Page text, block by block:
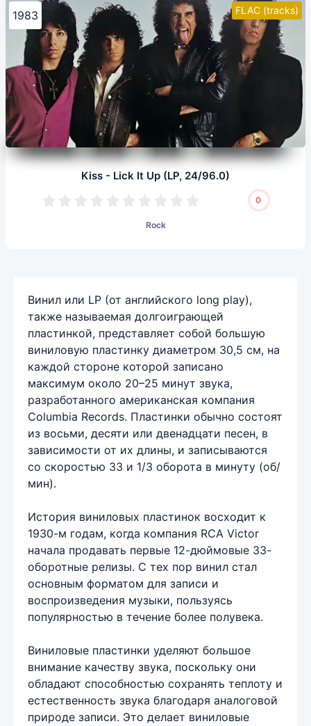
FLAC (tracks)
1983
Kiss - Lick It Up (LP, 24/96.0)
0
Rock
Винил или LP (от английского long play),
также называемая долгоиграющей
пластинкой, представляет собой большую
виниловую пластинку диаметром 30,5 см, на
каждой стороне которой записано
максимум около 20–25 минут звука,
разработанного американская компания
Columbia Records. Пластинки обычно состоят
из восьми, десяти или двенадцати песен, в
зависимости от их длины, и записываются
со скоростью 33 и 1/3 оборота в минуту (об/
мин).
История виниловых пластинок восходит к
1930-м годам, когда компания RCA Victor
начала продавать первые 12-дюймовые 33-
оборотные релизы. С тех пор винил стал
основным форматом для записи и
воспроизведения музыки, пользуясь
популярностью в течение более полувека.
Виниловые пластинки уделяют большое
внимание качеству звука, поскольку они
обладают способностью сохранять теплоту и
естественность звука благодаря аналоговой
природе записи. Это делает виниловые